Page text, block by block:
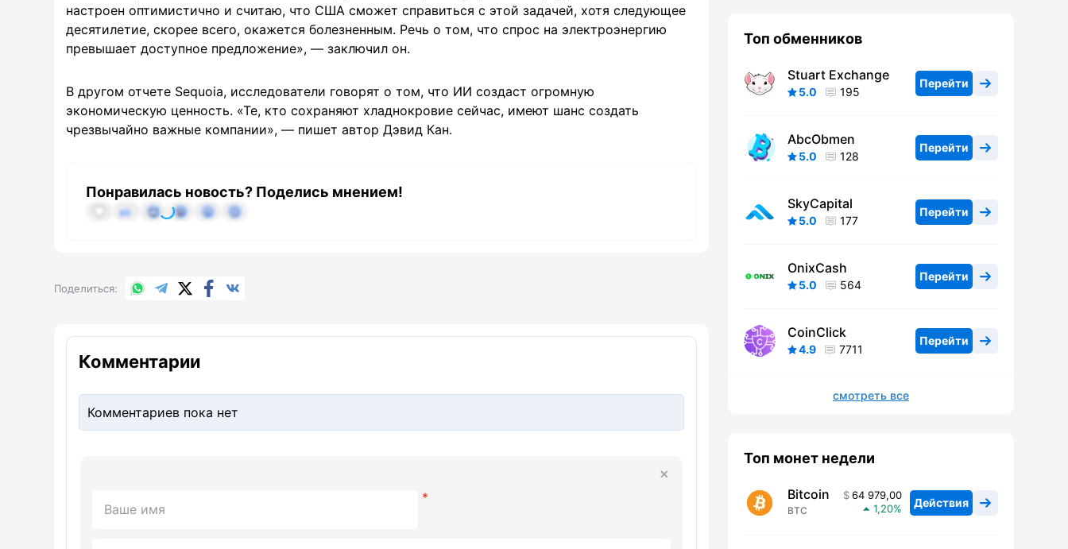
настроен оптимистично и считаю, что США сможет справиться с этой задачей, хотя следующее
десятилетие, скорее всего, окажется болезненным. Речь о том, что спрос на электроэнергию
превышает доступное предложение», — заключил он.
В другом отчете Sequoia, исследователи говорят о том, что ИИ создаст огромную
экономическую ценность. «Те, кто сохраняют хладнокровие сейчас, имеют шанс создать
чрезвычайно важные компании», — пишет автор Дэвид Кан.
Понравилась новость? Поделись мнением!
Поделиться WhatsApp
TelegramX.comFacebook
Комментарии
Комментариев пока нет
Топ обменников
Stuart Exchange
5.0 195
Перейти
AbcObmen
5.0 128
Перейти
SkyCapital
5.0 177
Перейти
OnixCash
5.0 564
Перейти
CoinClick
4.9 7711
Перейти
смотреть все
Топ монет недели
Bitcoin
BTC
64 979,00
1,20
Действия